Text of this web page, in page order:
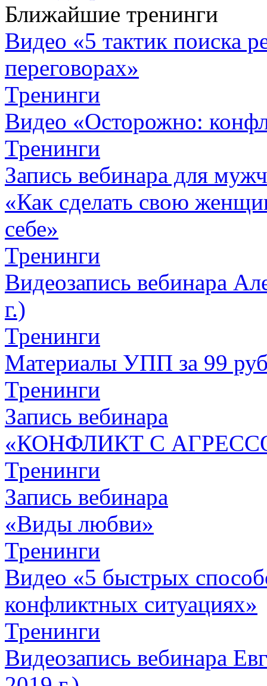
Ближайшие тренинги
Видео «5 тактик
переговорах»
Тренинги
Видео «Осторожно:
Тренинги
Запись вебинара для
«Как сделать свою
себе»
Тренинги
Видеозапись вебинара
г.)
Тренинги
Материалы УПП за 99
Тренинги
Запись вебинара
«КОНФЛИКТ С
Тренинги
Запись вебинара
«Виды любви»
Тренинги
Видео «5 быстрых
конфликтных ситуациях»
Тренинги
Видеозапись вебинара